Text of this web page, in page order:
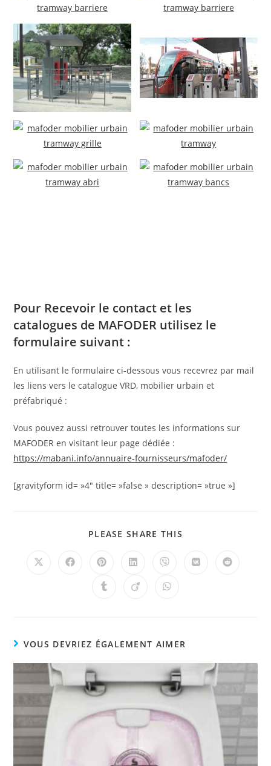
Pour Recevoir le contact et les
catalogues de MAFODER utilisez le
formulaire suivant :
En utilisant le formulaire ci-dessous vous recevrez par mail
les liens vers le catalogue VRD, mobilier urbain et
préfabriqué :
Vous pouvez aussi retrouver toutes les informations sur
MAFODER en visitant leur page dédiée :
https://mabani.info/annuaire-fournisseurs/mafoder/
[gravityform id= »4″ title= »false » description= »true »]
PLEASE SHARE THIS
VOUS DEVRIEZ ÉGALEMENT AIMER